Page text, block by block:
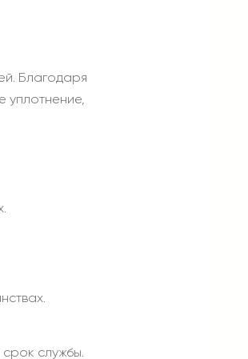
Благодаря
уплотнение,
службы.